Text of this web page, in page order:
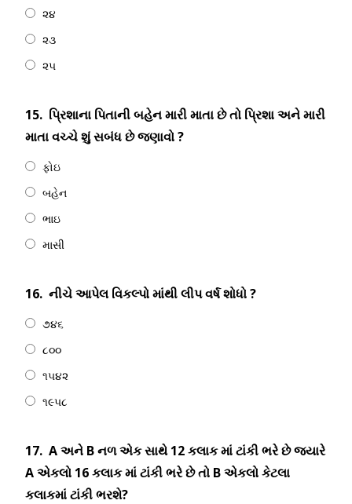
૨૪
૨૩
૨૫
15. પ્રિશાના પિતાની બહેન મારી માતા છે તો પ્રિશા અને મારી
માતા વચ્ચે શું સબંધ છે જણાવો ?
ફોઇ
બહેન
ભાઇ
માસી
16. નીચે આપેલ વિકલ્પો માંથી લીપ વર્ષ શોધો ?
૭૪૬
૮૦૦
૧૫૪૨
૧૯૫૮
17. A અને B નળ એક સાથે 12 કલાક માં ટાંકી ભરે છે જ્યારે
A એકલો 16 કલાક માં ટાંકી ભરે છે તો B એકલો કેટલા
કલાકમાં ટાંકી ભરશે?